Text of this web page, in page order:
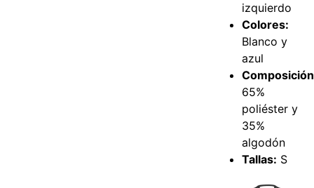
izquierdo
Colores:
Blanco y
azul
65%
poliéster y
35%
algodón
Tallas: S